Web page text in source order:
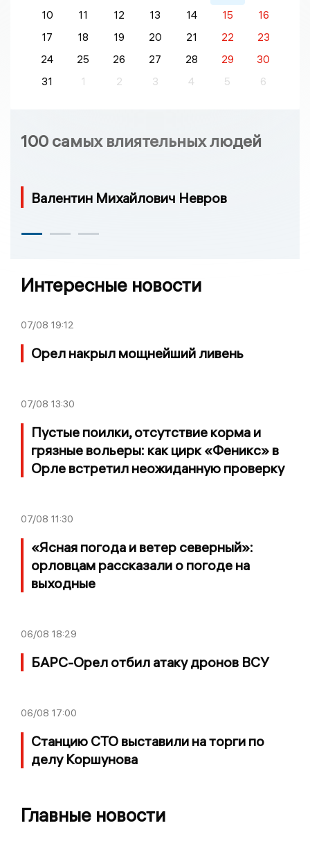
10
11 12 13 14 15
16
17
18 19 20 21 22
23
24
25 26 27 28 29
30
31
1 2 3 4 5 6
100 самых влиятельных людей
Валентин Михайлович Невров
Интересные новости
07/08 19:12
Орел накрыл мощнейший ливень
07/08 13:30
Пустые поилки, отсутствие корма и
грязные вольеры: как цирк «Феникс» в
Орле встретил неожиданную проверку
07/08 11:30
«Ясная погода и ветер северный»:
орловцам рассказали о погоде на
выходные
06/08 18:29
БАРС-Орел отбил атаку дронов ВСУ
06/08 17:00
Станцию СТО выставили на торги по
делу Коршунова
Главные новости